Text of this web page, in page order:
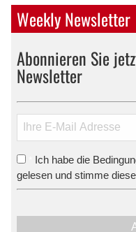
Weekly Newsletter
Abonnieren Sie
Newsletter
Ich habe die
gelesen und stimme